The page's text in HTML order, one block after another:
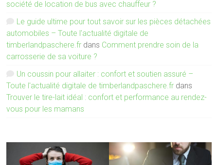
société de location de bus avec chauffeur ?
Le guide ultime pour tout savoir sur les pièces détachées
automobiles – Toute l'actualité digitale de
timberlandpaschere.fr dans Comment prendre soin de la
carrosserie de sa voiture ?
Un coussin pour allaiter : confort et soutien assuré –
Toute l'actualité digitale de timberlandpaschere.fr dans
Trouver le tire-lait idéal : confort et performance au rendez-
vous pour les mamans